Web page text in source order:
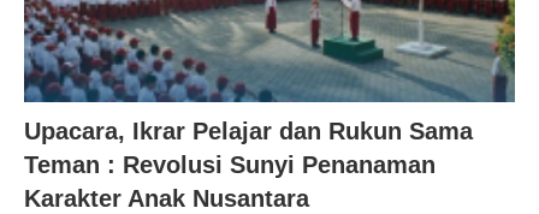
Upacara, Ikrar Pelajar dan Rukun Sama
Teman : Revolusi Sunyi Penanaman
Karakter Anak Nusantara